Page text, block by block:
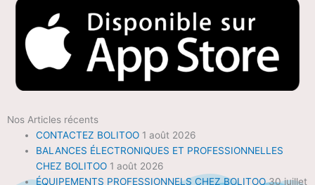
Nos Articles récents
CONTACTEZ BOLITOO 1 août 2026
BALANCES ÉLECTRONIQUES ET PROFESSIONNELLES
CHEZ BOLITOO 1 août 2026
ÉQUIPEMENTS PROFESSIONNELS CHEZ BOLITOO 30 juillet